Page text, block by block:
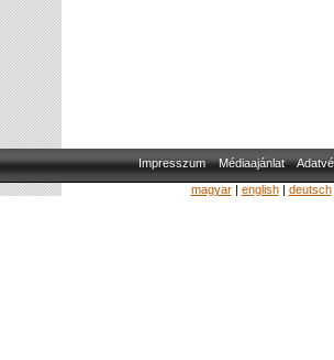
Impresszum Médiaajánlat
magyar| english| deutsch